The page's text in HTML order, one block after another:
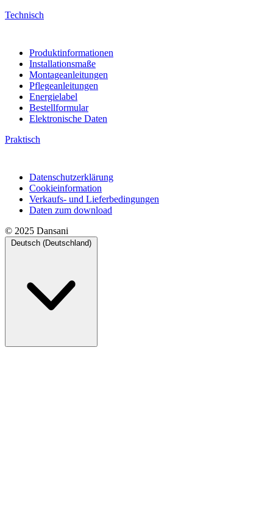
Technisch
Produktinformationen
Installationsmaße
Montageanleitungen
Pflegeanleitungen
Energielabel
Bestellformular
Elektronische Daten
Praktisch
Datenschutzerklärung
Cookieinformation
Verkaufs- und Lieferbedingungen
Daten zum download
© 2025 Dansani
Deutsch (Deutschland)